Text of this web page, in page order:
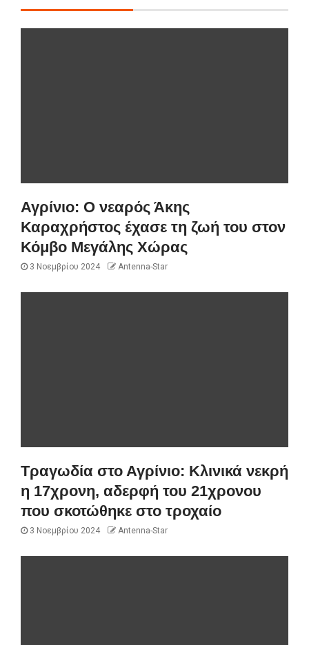
Αγρίνιο: Ο νεαρός Άκης
Καραχρήστος έχασε τη ζωή του στον
Κόμβο Μεγάλης Χώρας
3 Νοεμβρίου 2024 Antenna-Star
Τραγωδία στο Αγρίνιο: Κλινικά νεκρή
η 17χρονη, αδερφή του 21χρονου
που σκοτώθηκε στο τροχαίο
3 Νοεμβρίου 2024 Antenna-Star